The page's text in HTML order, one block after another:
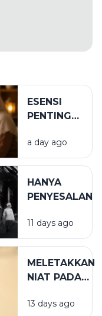
ESENSI
PENTING
BIRRUL
WALIDAIN
a day ago
HANYA
PENYESALAN
11 days ago
MELETAKKAN
NIAT PADA
YANG TEPAT
13 days ago